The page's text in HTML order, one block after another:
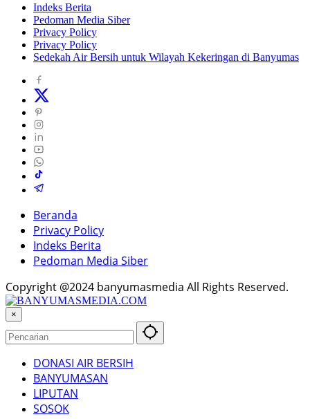
Indeks Berita
Pedoman Media Siber
Privacy Policy
Privacy Policy
Sedekah Air Bersih untuk Wilayah Kekeringan di Banyumas
Beranda
Privacy Policy
Indeks Berita
Pedoman Media Siber
Copyright @2024 banyumasmedia All Rights Reserved.
×
DONASI AIR BERSIH
BANYUMASAN
LIPUTAN
SOSOK